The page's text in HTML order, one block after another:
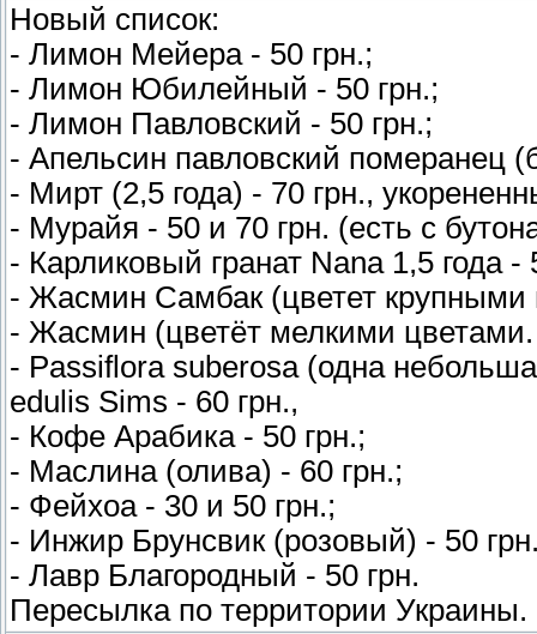
Новый список:
- Лимон Мейера - 50 грн.;
- Лимон Юбилейный - 50 грн.;
- Лимон Павловский - 50 грн.;
- Апельсин павловский померанец
- Мирт (2,5 года) - 70 грн.,
- Мурайя - 50 и 70 грн. (есть с
- Карликовый гранат Nana 1,5 года
- Жасмин Самбак (цветет крупными
- Жасмин (цветёт мелкими
- Passiflora suberosa (одна
edulis Sims - 60 грн.,
- Кофе Арабика - 50 грн.;
- Маслина (олива) - 60 грн.;
- Фейхоа - 30 и 50 грн.;
- Инжир Брунсвик (розовый) - 50
- Лавр Благородный - 50 грн.
Пересылка по территории Украины.